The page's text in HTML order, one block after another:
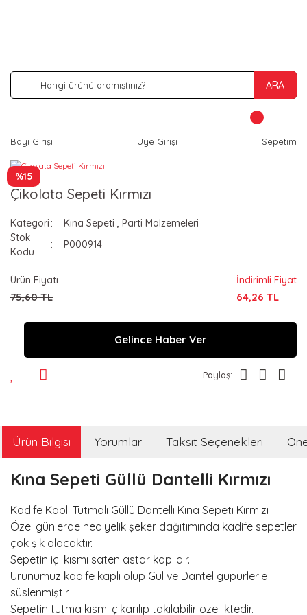
ARA
Bayi Girişi Üye Girişi Sepetim
%15
Çikolata Sepeti Kırmızı
Kategori Kına Sepeti , Parti Malzemeleri
Stok
Kodu
P000914
Ürün Fiyatı
75,60 TL
İndirimli Fiyat
64,26 TL
Gelince Haber Ver
Paylaş:
Ürün Bilgisi Yorumlar Taksit Seçenekleri
Kına Sepeti Güllü Dantelli Kırmızı
Kadife Kaplı Tutmalı Güllü Dantelli Kına Sepeti Kırmızı
Özel günlerde hediyelik şeker dağıtımında kadife sepetler
çok şık olacaktır.
Sepetin içi kısmı saten astar kaplıdır.
Ürünümüz kadife kaplı olup Gül ve Dantel güpürlerle
süslenmiştir.
Sepetin tutma kısmı çıkarılıp takılabilir özelliktedir.